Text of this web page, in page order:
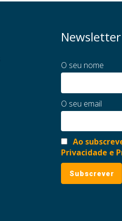
Newsletter
O seu nome
O seu email
Ao
Privacidade e